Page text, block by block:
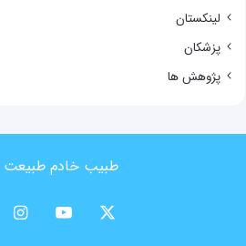
لینکستان
پزشکان
پژوهش ها
طبیب خادم
یوتیوب